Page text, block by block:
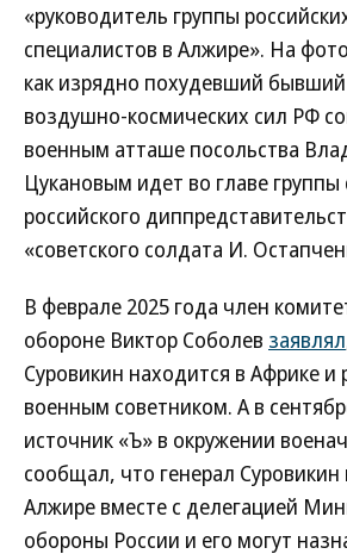
«руководитель группы
специалистов в Алжире». На
как изрядно похудевший
воздушно-космических сил РФ
военным атташе посольства
Цукановым идет во главе группы
российского
«советского солдата И.
В феврале 2025 года член
обороне Виктор Соболев заявлял
Суровикин находится в Африке и
военным советником. А в
источник «Ъ» в окружении
сообщал, что генерал Суровикин
Алжире вместе с делегацией
обороны России и его могут